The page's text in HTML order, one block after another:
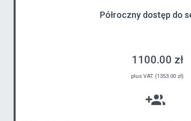
Półroczny dostęp do
1100.00 zł
plus VAT (1353.00 zł)